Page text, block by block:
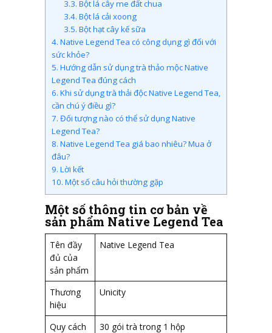
3.3. Bột lá cây me đất chua
3.4. Bột lá cải xoong
3.5. Bột hạt cây kế sữa
4. Native Legend Tea có công dụng gì đối với
sức khỏe?
5. Hướng dẫn sử dụng trà thảo mộc Native
Legend Tea đúng cách
6. Khi sử dụng trà thải độc Native Legend Tea,
cần chú ý điều gì?
7. Đối tượng nào có thể sử dụng Native
Legend Tea?
8. Native Legend Tea giá bao nhiêu? Mua ở
đâu?
9. Lời kết
10. Một số câu hỏi thường gặp
Một số thông tin cơ bản về
sản phẩm Native Legend Tea
Tên đầy
đủ của
sản phẩm
Native Legend Tea
Thương
hiệu
Unicity
Quy cách
30 gói trà trong 1 hộp